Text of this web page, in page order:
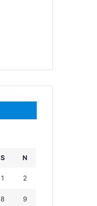
S N
1 2
8 9